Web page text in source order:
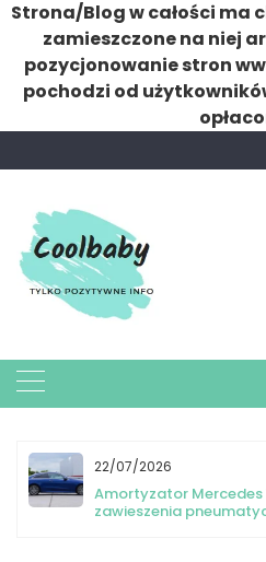
Strona/Blog w całości ma
zamieszczone na niej
pozycjonowanie stron
pochodzi od
to
22/07/2026
Amortyzator Mercedes
zawieszenia